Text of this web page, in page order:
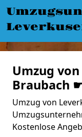
Umzug
Braubach
Umzug von
Kostenlose